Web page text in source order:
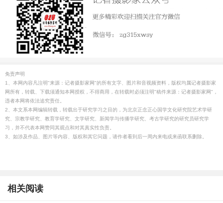
免责声明
1、本网内容凡注明"来源：记者摄影家网"的所有文字、图片和音视频资料，版权均属记者摄影家
网所有，转载、下载须通知本网授权，不得商用，在转载时必须注明"稿件来源：记者摄影家网"，
违者本网将依法追究责任。
2、本文系本网编辑转载，转载出于研究学习之目的，为北京正念正心国学文化研究院艺术学研
究、宗教学研究、教育学研究、文学研究、新闻学与传播学研究、考古学研究的研究员研究学
习，并不代表本网赞同其观点和对其真实性负责。
3、如涉及作品、图片等内容、版权和其它问题，请作者看到后一周内来电或来函联系删除。
相关阅读